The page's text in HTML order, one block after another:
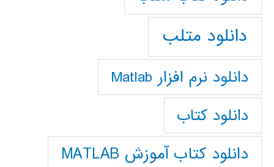
دانلود متلب
دانلود نرم افزار Matlab
دانلود کتاب
دانلود کتاب آموزش MATLAB